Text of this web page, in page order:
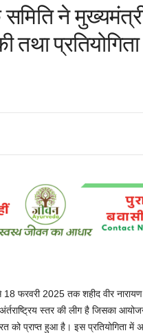
ने
फरवरी 2025 तक शहीद वीर नारायण
स्तर की लीग है जिसका
प्राप्त हुआ है। इस प्रतियोगिता में